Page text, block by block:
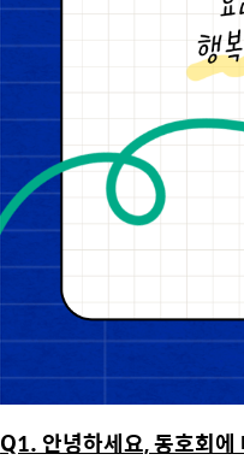
Q1. 안녕하세요, 동호회